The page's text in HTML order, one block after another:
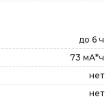
до 6 ч
73 мА*ч
нет
нет